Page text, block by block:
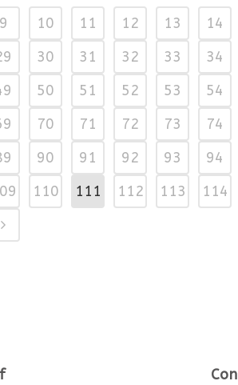
9 10 11 12 13 14
30 31 32 33 34
50 51 52 53 54
70 71 72 73 74
90 91 92 93 94
110 111 112 113 114